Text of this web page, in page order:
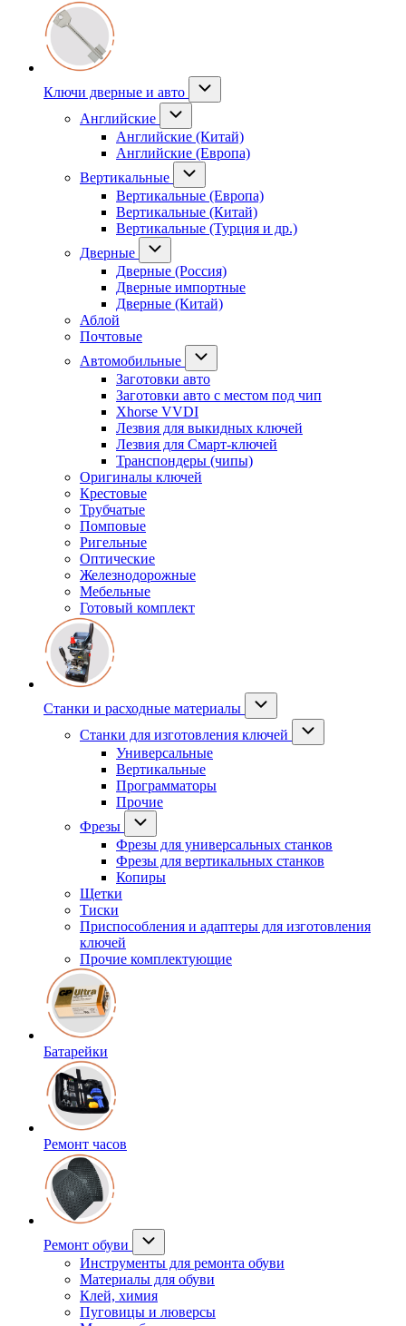
Ключи дверные и авто
Английские
Английские (Китай)
Английские (Европа)
Вертикальные
Вертикальные (Европа)
Вертикальные (Китай)
Вертикальные (Турция и др.)
Дверные
Дверные (Россия)
Дверные импортные
Дверные (Китай)
Аблой
Почтовые
Автомобильные
Заготовки авто
Заготовки авто с местом под чип
Xhorse VVDI
Лезвия для выкидных ключей
Лезвия для Смарт-ключей
Транспондеры (чипы)
Оригиналы ключей
Крестовые
Трубчатые
Помповые
Ригельные
Оптические
Железнодорожные
Мебельные
Готовый комплект
Станки и расходные материалы
Станки для изготовления ключей
Универсальные
Вертикальные
Программаторы
Прочие
Фрезы
Фрезы для универсальных станков
Фрезы для вертикальных станков
Копиры
Щетки
Тиски
Приспособления и адаптеры для изготовления
ключей
Прочие комплектующие
Батарейки
Ремонт часов
Ремонт обуви
Инструменты для ремонта обуви
Материалы для обуви
Клей, химия
Пуговицы и люверсы